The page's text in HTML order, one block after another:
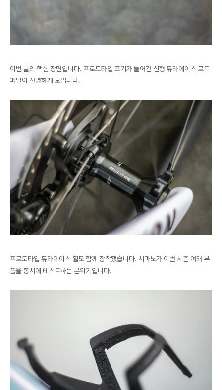
이번 글의 핵심 장면입니다. 프로토타입 표기가 들어간 신형 듀라에이스 로드
페달이 선명하게 보입니다.
프로토타입 듀라에이스 휠도 함께 장착됐습니다. 시마노가 이번 시즌 여러 부
품을 동시에 테스트하는 분위기입니다.